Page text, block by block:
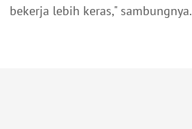
bekerja lebih keras," sambungnya.